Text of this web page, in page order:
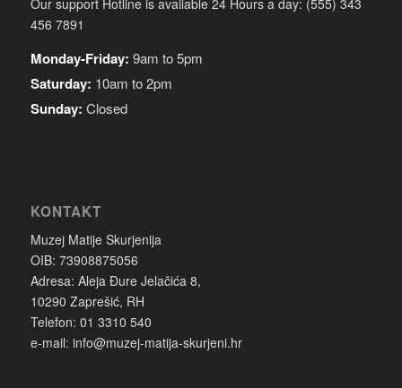
Our support Hotline is available 24 Hours a day: (555) 343
456 7891
Monday-Friday: 9am to 5pm
Saturday: 10am to 2pm
Sunday: Closed
KONTAKT
Muzej Matije Skurjenija
OIB: 73908875056
Adresa: Aleja Đure Jelačića 8,
10290 Zaprešić, RH
Telefon: 01 3310 540
e-mail: info@muzej-matija-skurjeni.hr